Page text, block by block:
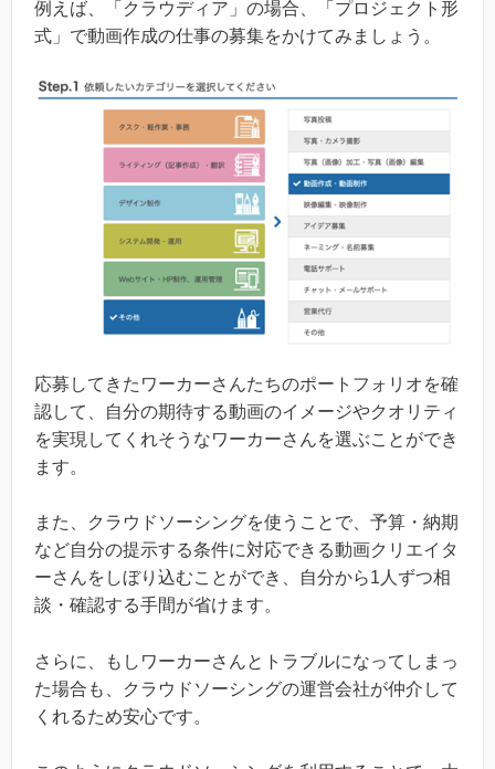
例えば、「クラウディア」の場合、「プロジェクト形
式」で動画作成の仕事の募集をかけてみましょう。
応募してきたワーカーさんたちのポートフォリオを確
認して、自分の期待する動画のイメージやクオリティ
を実現してくれそうなワーカーさんを選ぶことができ
ます。
また、クラウドソーシングを使うことで、予算・納期
など自分の提示する条件に対応できる動画クリエイタ
ーさんをしぼり込むことができ、自分から1人ずつ相
談・確認する手間が省けます。
さらに、もしワーカーさんとトラブルになってしまっ
た場合も、クラウドソーシングの運営会社が仲介して
くれるため安心です。